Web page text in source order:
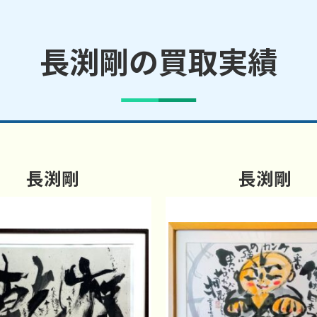
長渕剛の買取実績
長渕剛 長渕剛